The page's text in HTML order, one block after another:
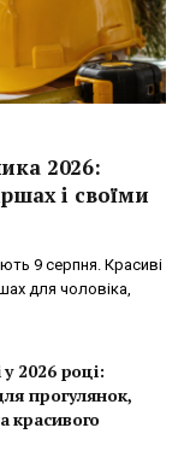
2026:
і своїми
9 серпня. Красиві
для чоловіка,
2026 році:
прогулянок,
красивого